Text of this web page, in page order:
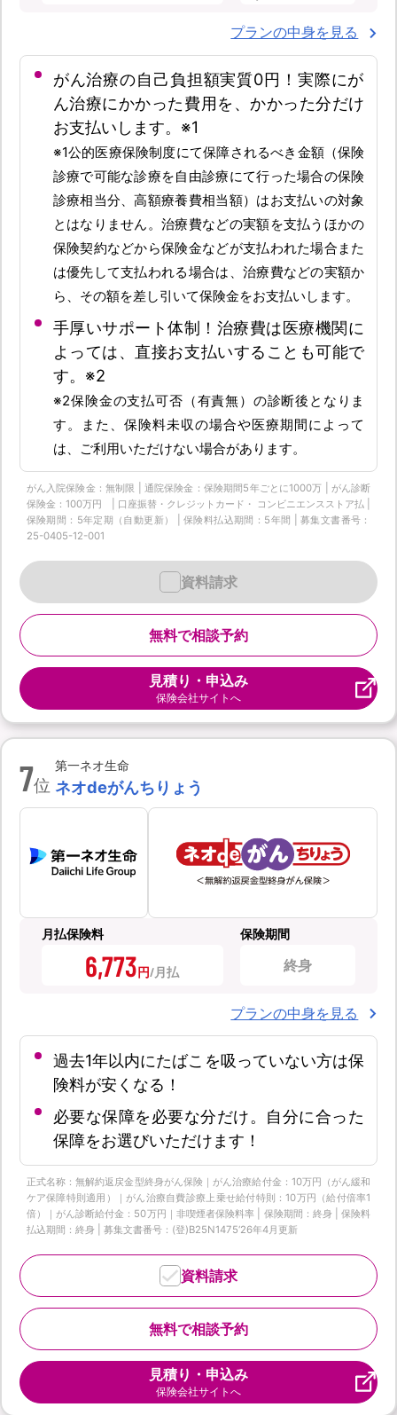
プランの中身を見る
がん治療の自己負担額実質0円！実際にが
ん治療にかかった費用を、かかった分だけ
お支払いします。※1
※1公的医療保険制度にて保障されるべき金額（保険
診療で可能な診療を自由診療にて行った場合の保険
診療相当分、高額療養費相当額）はお支払いの対象
とはなりません。治療費などの実額を支払うほかの
保険契約などから保険金などが支払われた場合また
は優先して支払われる場合は、治療費などの実額か
ら、その額を差し引いて保険金をお支払いします。
手厚いサポート体制！治療費は医療機関に
よっては、直接お支払いすることも可能で
す。※2
※2保険金の支払可否（有責無）の診断後となりま
す。また、保険料未収の場合や医療期間によって
は、ご利用いただけない場合があります。
がん入院保険金：無制限 | 通院保険金：保険期間5年ごとに1000万 | がん診断
保険金：100万円 | 口座振替・クレジットカード・ コンビニエンスストア払 |
保険期間：5年定期（自動更新） | 保険料払込期間：5年間 | 募集文書番号：
25-0405-12-001
無料で相談予約
資料請求
見積り・申込み
保険会社サイトへ
7位
第一ネオ生命
ネオdeがんちりょう
月払保険料
6,773円
保険期間
終身
プランの中身を見る
過去1年以内にたばこを吸っていない方は保
険料が安くなる！
必要な保障を必要な分だけ。自分に合った
保障をお選びいただけます！
正式名称：無解約返戻金型終身がん保険｜がん治療給付金：10万円（がん緩和
ケア保障特則適用）｜がん治療自費診療上乗せ給付特則：10万円（給付倍率1
倍）｜がん診断給付金：50万円｜非喫煙者保険料率 | 保険期間：終身 | 保険料
払込期間：終身 | 募集文書番号：(登)B25N1475‘26年4月更新
無料で相談予約
資料請求
見積り・申込み
保険会社サイトへ